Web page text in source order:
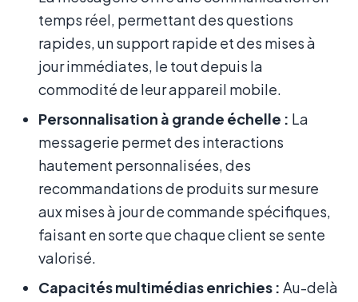
temps réel, permettant des questions
rapides, un support rapide et des mises à
jour immédiates, le tout depuis la
commodité de leur appareil mobile.
Personnalisation à grande échelle : La
messagerie permet des interactions
hautement personnalisées, des
recommandations de produits sur mesure
aux mises à jour de commande spécifiques,
faisant en sorte que chaque client se sente
valorisé.
Capacités multimédias enrichies : Au-delà